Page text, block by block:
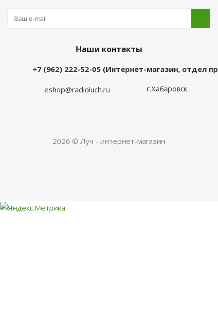
Наши контакты
+7 (962) 222-52-05 (Интернет-магазин, отдел
eshop@radioluch.ru г.Хабаровск
2026 © Луч - интернет-магазин